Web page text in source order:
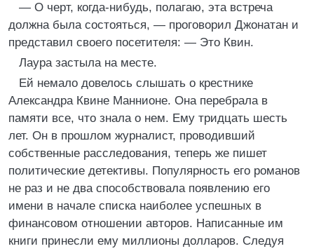
— О черт, когда-нибудь, полагаю, эта встреча
должна была состояться, — проговорил Джонатан и
представил своего посетителя: — Это Квин.
Лаура застыла на месте.
Ей немало довелось слышать о крестнике
Александра Квине Маннионе. Она перебрала в
памяти все, что знала о нем. Ему тридцать шесть
лет. Он в прошлом журналист, проводивший
собственные расследования, теперь же пишет
политические детективы. Популярность его романов
не раз и не два способствовала появлению его
имени в начале списка наиболее успешных в
финансовом отношении авторов. Написанные им
книги принесли ему миллионы долларов. Следуя